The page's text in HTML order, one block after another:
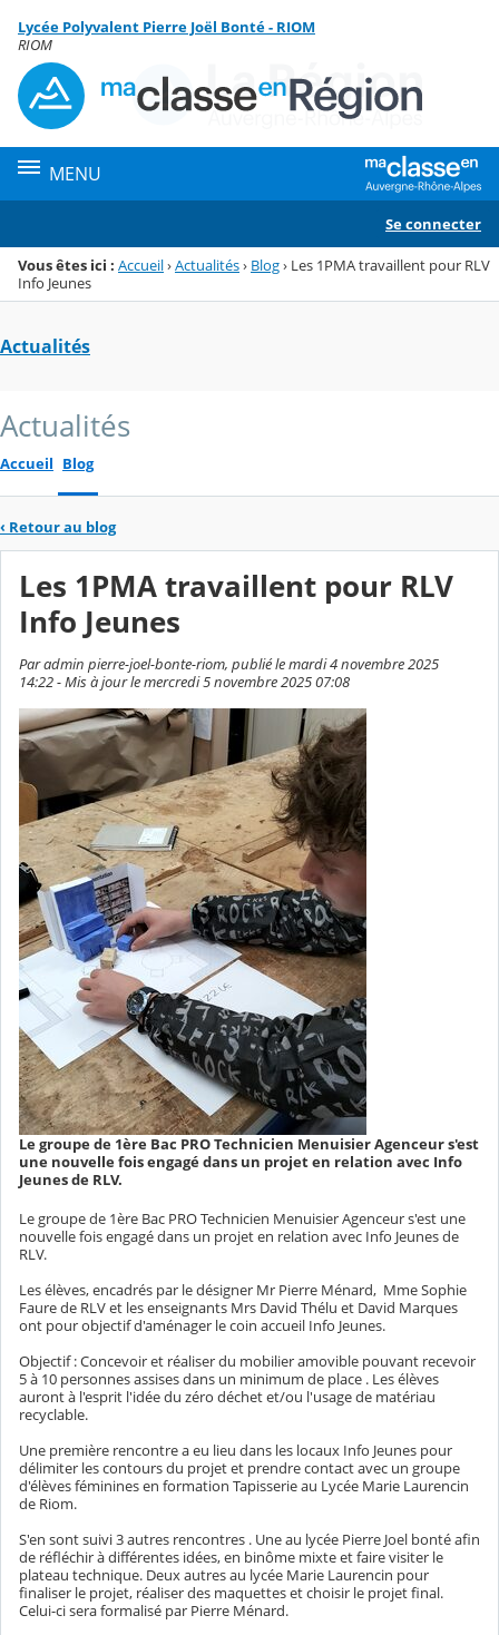
Menu de la rubrique
Contenu
Lycée Polyvalent Pierre Joël Bonté - RIOM
RIOM
MENU
Se connecter
Vous êtes ici : Accueil›Actualités› Blog› Les 1PMA travaillent pour RLV
Info Jeunes
Actualités
Actualités
Accueil Blog
‹ Retour au blog
Les 1PMA travaillent pour RLV
Info Jeunes
Par admin pierre-joel-bonte-riom, publié le mardi 4 novembre 2025
14:22 - Mis à jour le mercredi 5 novembre 2025 07:08
Le groupe de 1ère Bac PRO Technicien Menuisier Agenceur s'est
une nouvelle fois engagé dans un projet en relation avec Info
Jeunes de RLV.
Le groupe de 1ère Bac PRO Technicien Menuisier Agenceur s'est une
nouvelle fois engagé dans un projet en relation avec Info Jeunes de
RLV.
Les élèves, encadrés par le désigner Mr Pierre Ménard, Mme Sophie
Faure de RLV et les enseignants Mrs David Thélu et David Marques
ont pour objectif d'aménager le coin accueil Info Jeunes.
Objectif : Concevoir et réaliser du mobilier amovible pouvant recevoir
5 à 10 personnes assises dans un minimum de place . Les élèves
auront à l'esprit l'idée du zéro déchet et/ou l'usage de matériau
recyclable.
Une première rencontre a eu lieu dans les locaux Info Jeunes pour
délimiter les contours du projet et prendre contact avec un groupe
d'élèves féminines en formation Tapisserie au Lycée Marie Laurencin
de Riom.
S'en sont suivi 3 autres rencontres . Une au lycée Pierre Joel bonté afin
de réfléchir à différentes idées, en binôme mixte et faire visiter le
plateau technique. Deux autres au lycée Marie Laurencin pour
finaliser le projet, réaliser des maquettes et choisir le projet final.
Celui-ci sera formalisé par Pierre Ménard.